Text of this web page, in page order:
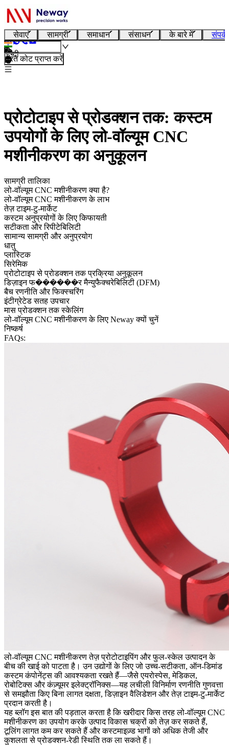
सेवाएं सामग्री समाधान संसाधन के बारे में
हिन्दी
तुरंत कोट प्राप्त करें
प्रोटोटाइप से प्रोडक्शन तक: कस्टम
उपयोगों के लिए लो-वॉल्यूम CNC
मशीनीकरण का अनुकूलन
सामग्री तालिका
लो-वॉल्यूम CNC मशीनीकरण क्या है?
लो-वॉल्यूम CNC मशीनीकरण के लाभ
तेज़ टाइम-टु-मार्केट
कस्टम अनुप्रयोगों के लिए किफायती
सटीकता और रिपीटेबिलिटी
सामान्य सामग्री और अनुप्रयोग
धातु
प्लास्टिक
सिरेमिक
प्रोटोटाइप से प्रोडक्शन तक प्रक्रिया अनुकूलन
डिज़ाइन फ������र मैन्युफैक्चरेबिलिटी (DFM)
बैच रणनीति और फिक्स्चरिंग
इंटीग्रेटेड सतह उपचार
मास प्रोडक्शन तक स्केलिंग
लो-वॉल्यूम CNC मशीनीकरण के लिए Neway क्यों चुनें
निष्कर्ष
FAQs:
लो-वॉल्यूम CNC मशीनीकरण तेज़ प्रोटोटाइपिंग और फुल-स्केल उत्पादन के
बीच की खाई को पाटता है। उन उद्योगों के लिए जो उच्च-सटीकता, ऑन-डिमांड
कस्टम कंपोनेंट्स की आवश्यकता रखते हैं—जैसे एयरोस्पेस, मेडिकल,
रोबोटिक्स और कंज़्यूमर इलेक्ट्रॉनिक्स—यह लचीली विनिर्माण रणनीति गुणवत्ता
से समझौता किए बिना लागत दक्षता, डिज़ाइन वैलिडेशन और तेज़ टाइम-टु-मार्केट
प्रदान करती है।
यह ब्लॉग इस बात की पड़ताल करता है कि खरीदार किस तरह लो-वॉल्यूम CNC
मशीनीकरण का उपयोग करके उत्पाद विकास चक्रों को तेज़ कर सकते हैं,
टूलिंग लागत कम कर सकते हैं और कस्टमाइज़्ड भागों को अधिक तेजी और
कुशलता से प्रोडक्शन-रेडी स्थिति तक ला सकते हैं।